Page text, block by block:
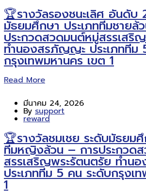
🏆รางวัลรองชนะเลิศ อันดับ
มัธยมศึกษา ประเภททีมชายล้
ประกวดสวดมนต์หมู่สรรเสริ
ทำนองสรภัญญะ ประเภททีม
กรุงเทพมหานคร เขต 1
Read More
มีนาคม 24, 2026
By support
reward
🏆รางวัลชมเชย ระดับมัธยม
ทีมหญิงล้วน – การประกวด
สรรเสริญพระรัตนตรัย ทำน
ประเภททีม 5 คน ระดับกรุงเ
1